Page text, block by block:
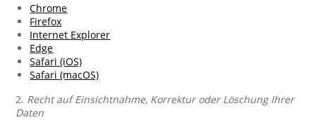
Chrome
Firefox
Internet Explorer
Edge
Safari (iOS)
Safari (macOS)
2. Recht auf Einsichtnahme, Korrektur oder Löschung Ihrer
Daten